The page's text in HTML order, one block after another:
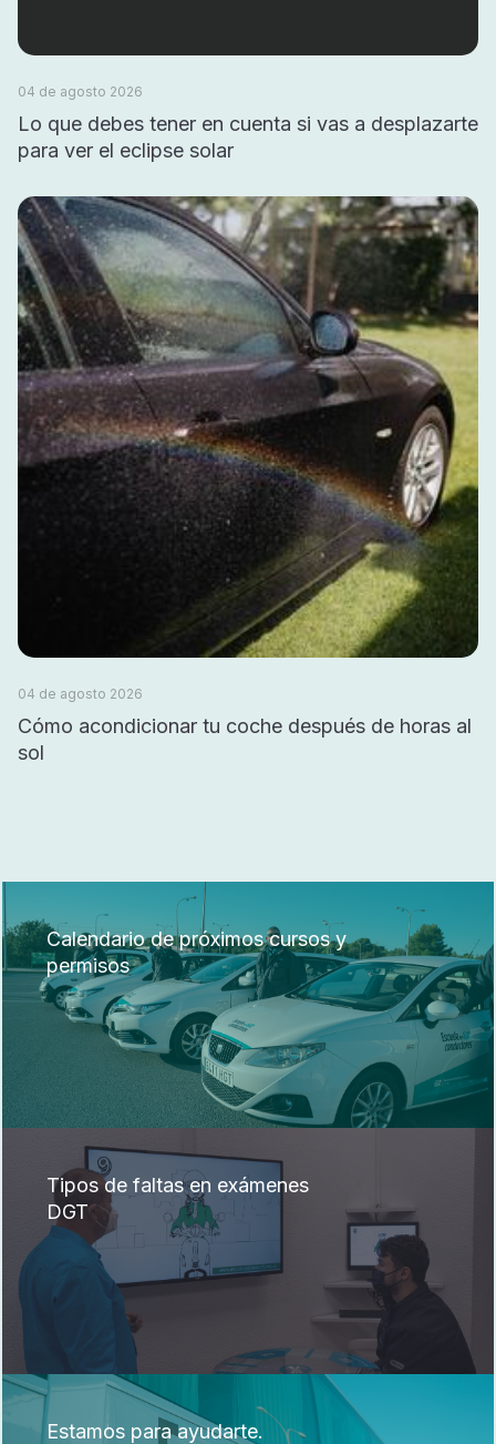
04 de agosto 2026
Lo que debes tener en cuenta si vas a desplazarte
para ver el eclipse solar
04 de agosto 2026
Cómo acondicionar tu coche después de horas al
sol
Calendario de próximos cursos y
permisos
Tipos de faltas en exámenes
DGT
Estamos para ayudarte.